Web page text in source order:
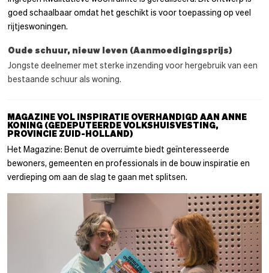
goed schaalbaar omdat het geschikt is voor toepassing op veel
rijtjeswoningen.
Oude schuur, nieuw leven (Aanmoedigingsprijs)
Jongste deelnemer met sterke inzending voor hergebruik van een
bestaande schuur als woning.
MAGAZINE VOL INSPIRATIE OVERHANDIGD AAN ANNE
KONING (GEDEPUTEERDE VOLKSHUISVESTING,
PROVINCIE ZUID-HOLLAND)
Het Magazine: Benut de overruimte biedt geïnteresseerde
bewoners, gemeenten en professionals in de bouw inspiratie en
verdieping om aan de slag te gaan met splitsen.